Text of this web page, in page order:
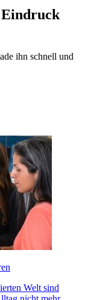
Eindruck
ihn schnell und
Welt sind